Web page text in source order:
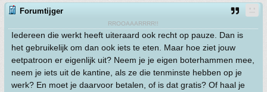
Forumtijger
RROOAAARRRR!!
Iedereen die werkt heeft uiteraard ook recht op pauze. Dan is
het gebruikelijk om dan ook iets te eten. Maar hoe ziet jouw
eetpatroon er eigenlijk uit? Neem je je eigen boterhammen mee,
neem je iets uit de kantine, als ze die tenminste hebben op je
werk? En moet je daarvoor betalen, of is dat gratis? Of haal je